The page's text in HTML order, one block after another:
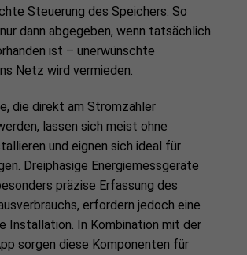
Steuerung des Speichers. So
dann abgegeben, wenn tatsächlich
ist – unerwünschte
Netz wird vermieden.
die direkt am Stromzähler
lassen sich meist ohne
und eignen sich ideal für
Dreiphasige Energiemessgeräte
präzise Erfassung des
erfordern jedoch eine
Installation. In Kombination mit der
sorgen diese Komponenten für